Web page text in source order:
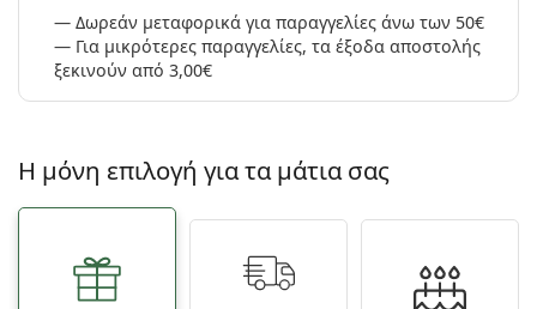
Δωρεάν μεταφορικά για παραγγελίες άνω των 50€
Για μικρότερες παραγγελίες, τα έξοδα αποστολής
ξεκινούν από 3,00€
Η μόνη επιλογή για τα μάτια σας